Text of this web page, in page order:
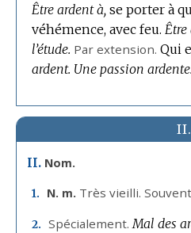
Être ardent à, se porter à
véhémence, avec feu.
l’étude. Par extension. Qui
ardent. Une passion ardente.
II.
II. Nom.
1. N. m. Très vieilli.
2. Spécialement. Mal des